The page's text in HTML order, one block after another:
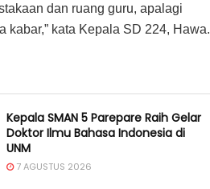
dan ruang guru, apalagi
kabar,” kata Kepala SD 224, Hawa.
Kepala SMAN 5 Parepare Raih Gelar
Doktor Ilmu Bahasa Indonesia di
UNM
7 AGUSTUS 2026